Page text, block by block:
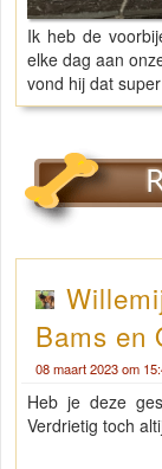
Ik heb de
elke dag aan
vond hij dat
Bams en
08 maart 2023 om
Heb je deze
Verdrietig toch